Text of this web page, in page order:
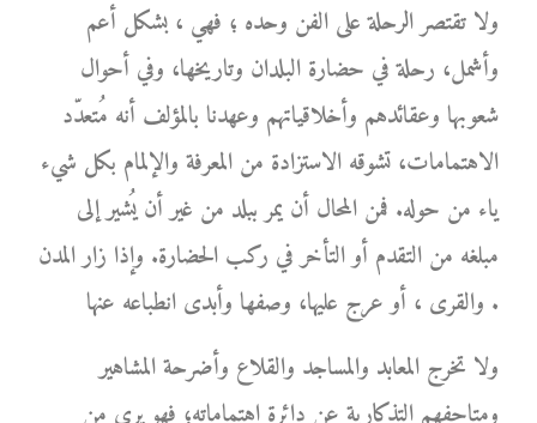
ولا تقتصر الرحلة على الفن وحده ؛ فهي ، بشكل أعم
وأشمل، رحلة في حضارة البلدان وتاريخها، وفي أحوال
شعوبها وعقائدهم وأخلاقياتهم وعهدنا بالمؤلف أنه مُتعدّد
الاهتمامات، تشوقه الاستزادة من المعرفة والإلمام بكل شيء
ياء من حوله. فمن المحال أن يمر ببلد من غير أن يُشير إلى
مبلغه من التقدم أو التأخر في ركب الحضارة. وإذا زار المدن
والقرى ، أو عرج عليها، وصفها وأبدى انطباعه عنها .
ولا تخرج المعابد والمساجد والقلاع وأضرحة المشاهير